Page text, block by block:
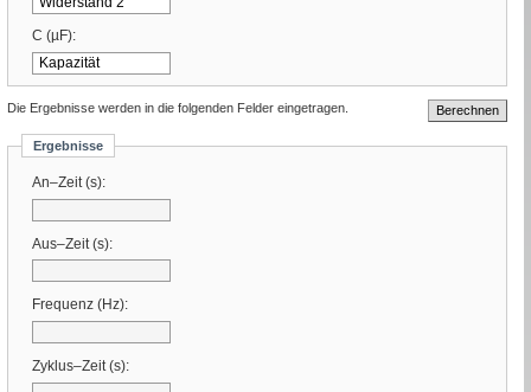
C (µF):
Die Ergebnisse werden in die folgenden Felder eingetragen.
Ergebnisse
An–Zeit (s):
Aus–Zeit (s):
Frequenz (Hz):
Zyklus–Zeit (s):